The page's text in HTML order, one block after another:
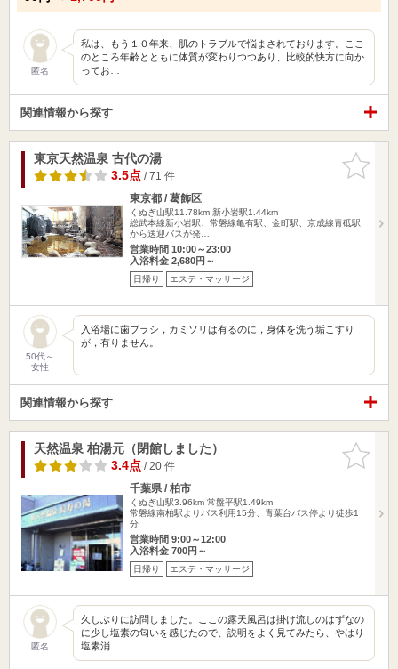
匿名
私は、もう１０年来、肌のトラブルで悩まされております。ここ
のところ年齢とともに体質が変わりつつあり、比較的快方に向か
ってお…
関連情報から探す
お気に入
りに追加
東京天然温泉 古代の湯
3.5点/ 71 件
東京都 / 葛飾区
くぬぎ山駅11.78km 新小岩駅1.44km
総武本線新小岩駅、常磐線亀有駅、金町駅、京成線青砥駅
から送迎バスが発…
営業時間 10:00～23:00
入浴料金 2,680円～
日帰り エステ・マッサージ
50代～
女性
入浴場に歯ブラシ，カミソリは有るのに，身体を洗う垢こすり
が，有りません。
関連情報から探す
お気に入
りに追加
天然温泉 柏湯元（閉館しました）
3.4点/ 20 件
千葉県 / 柏市
くぬぎ山駅3.96km 常盤平駅1.49km
常磐線南柏駅よりバス利用15分、青葉台バス停より徒歩1
分
営業時間 9:00～12:00
入浴料金 700円～
日帰り エステ・マッサージ
匿名
久しぶりに訪問しました。ここの露天風呂は掛け流しのはずなの
に少し塩素の匂いを感じたので、説明をよく見てみたら、やはり
塩素消…